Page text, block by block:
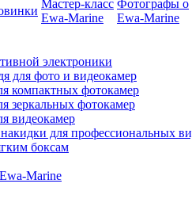
Мастер-класс
Ewa-Marine
Фотографы о
Ewa-Marine
электроники
для фото и видеокамер
компактных фотокамер
зеркальных фотокамер
видеокамер
для профессиональных
боксам
Marine